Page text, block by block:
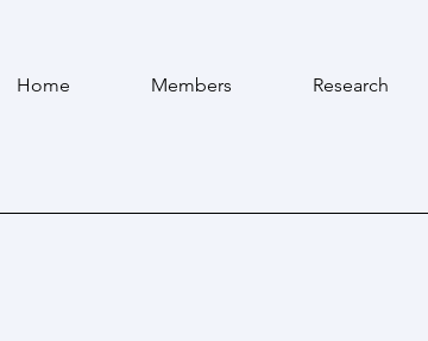
Home Members Research